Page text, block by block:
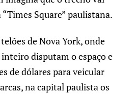
Square” paulistana.
de Nova York, onde
disputam o espaço e
de dólares para veicular
na capital paulista os